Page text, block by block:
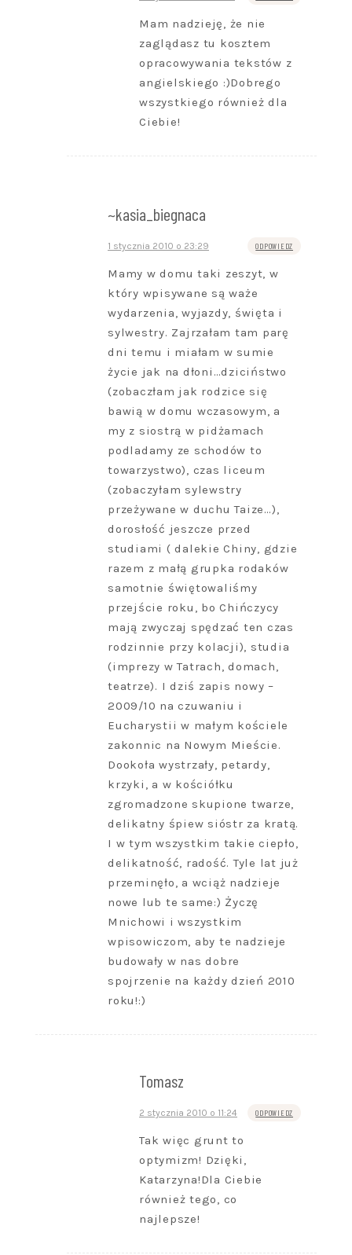
Mam nadzieję, że nie
zaglądasz tu kosztem
opracowywania tekstów z
angielskiego :)Dobrego
wszystkiego również dla
Ciebie!
~kasia_biegnaca
1 stycznia 2010 o 23:29 ODPOWIEDZ
Mamy w domu taki zeszyt, w
który wpisywane są waże
wydarzenia, wyjazdy, święta i
sylwestry. Zajrzałam tam parę
dni temu i miałam w sumie
życie jak na dłoni…dziciństwo
(zobaczłam jak rodzice się
bawią w domu wczasowym, a
my z siostrą w pidżamach
podladamy ze schodów to
towarzystwo), czas liceum
(zobaczyłam sylewstry
przeżywane w duchu Taize…),
dorosłość jeszcze przed
studiami ( dalekie Chiny, gdzie
razem z małą grupka rodaków
samotnie świętowaliśmy
przejście roku, bo Chińczycy
mają zwyczaj spędzać ten czas
rodzinnie przy kolacji), studia
(imprezy w Tatrach, domach,
teatrze). I dziś zapis nowy –
2009/10 na czuwaniu i
Eucharystii w małym kościele
zakonnic na Nowym Mieście.
Dookoła wystrzały, petardy,
krzyki, a w kościółku
zgromadzone skupione twarze,
delikatny śpiew sióstr za kratą.
I w tym wszystkim takie ciepło,
delikatność, radość. Tyle lat już
przeminęło, a wciąż nadzieje
nowe lub te same:) Życzę
Mnichowi i wszystkim
wpisowiczom, aby te nadzieje
budowały w nas dobre
spojrzenie na każdy dzień 2010
roku!:)
Tomasz
2 stycznia 2010 o 11:24 ODPOWIEDZ
Tak więc grunt to
optymizm! Dzięki,
Katarzyna!Dla Ciebie
również tego, co
najlepsze!